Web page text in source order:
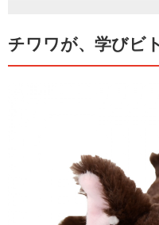
チワワが、学びビ